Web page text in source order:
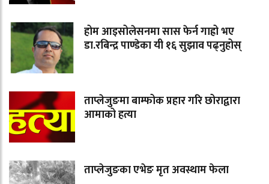
होम आइसोलेसनमा सास फेर्न गाह्रो भए
डा.रबिन्द्र पाण्डेका यी १६ सुझाव पढ्नुहोस्
ताप्लेजुङमा बाम्फोक प्रहार गरि छोराद्वारा
आमाको हत्या
ताप्लेजुङका एभेङ मृत अवस्थाम फेला